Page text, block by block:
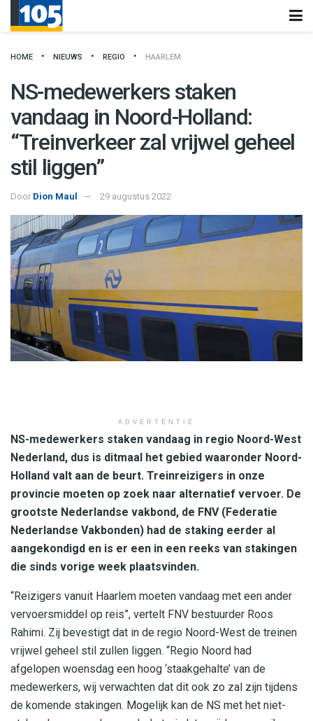
HOME NIEUWS REGIO HAARLEM
NS-medewerkers staken
vandaag in Noord-Holland:
“Treinverkeer zal vrijwel geheel
stil liggen”
Door Dion Maul 29 augustus 2022
ADVERTENTIE
NS-medewerkers staken vandaag in regio Noord-West
Nederland, dus is ditmaal het gebied waaronder Noord-
Holland valt aan de beurt. Treinreizigers in onze
provincie moeten op zoek naar alternatief vervoer. De
grootste Nederlandse vakbond, de FNV (Federatie
Nederlandse Vakbonden) had de staking eerder al
aangekondigd en is er een in een reeks van stakingen
die sinds vorige week plaatsvinden.
“Reizigers vanuit Haarlem moeten vandaag met een ander
vervoersmiddel op reis”, vertelt FNV bestuurder Roos
Rahimi. Zij bevestigt dat in de regio Noord-West de treinen
vrijwel geheel stil zullen liggen. “Regio Noord had
afgelopen woensdag een hoog ‘staakgehalte’ van de
medewerkers, wij verwachten dat dit ook zo zal zijn tijdens
de komende stakingen. Mogelijk kan de NS met het niet-